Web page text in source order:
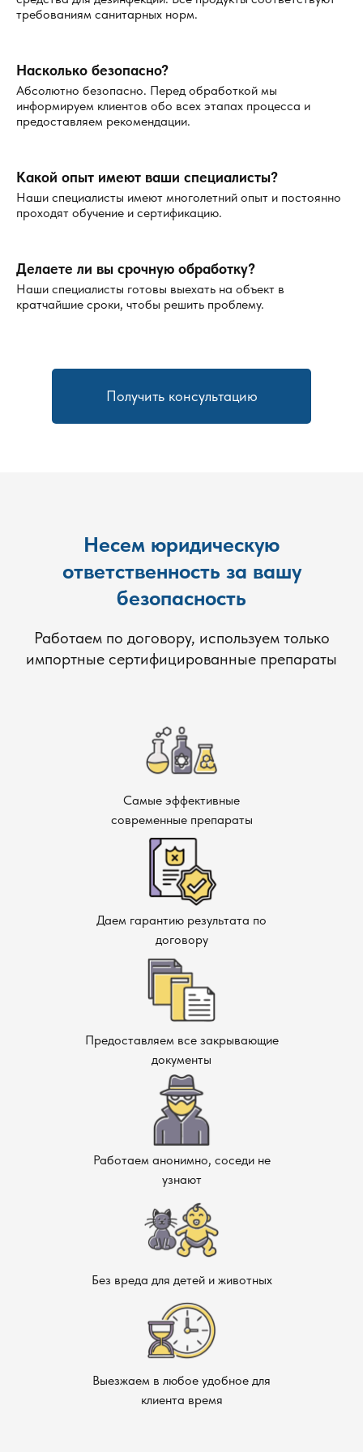
вредителей, включая яйца и личинки.
Обработка помещения с помощью специального
устройства, распыляющего инсектицид в виде тумана,
является одним из наиболее эффективных методов
обработки больших помещений и труднодоступных мест.
уничтожение всех паразитов. Преимущества туманной
обработки:
Быстрое и безопасное уничтожение.
быстро избавляет помещение от вредителей, не
оставляя запаха.
личинок и яиц мы рекомендуем регулярно проводить
уборку, особенно в местах, где может скапливаться пыль
Почему стоит обратиться к нам в Балашихе?
Мы — профессионалы в области уничтожения вредителей
и предлагаем вам профессиональное уничтожение
стоит выбрать нашу компанию:
Комплексный подход.Мы не только уничтожаем
вредителей, но и проводим профилактические
мероприятия, чтобы избежать повторного
Опытные специалисты. Наши дезинфекторы имеют
большой опыт работы с различными вредителями и
знают, как эффективно справиться с любой
Безопасность для домашних животных и людей.
Все наши средства безопасны при соблюдении
Если вы обнаружили признаки заражения кожеедами, не
откладывайте решение проблемы. Просто обратитесь к
нам, и наш специалист в Балашихе осмотрит ваше
помещение, оценит степень заражения и предложит
наиболее подходящий метод уничтожения. Мы
гарантируем, что все ваши вещи будут защищены, а
проблема будет решена максимально быстро и
безопасно. Заражение кожеедами — серьёзная
проблема, которая требует оперативного
вмешательства. Наши профессиональные услуги в
Балашихе помогут вам избавиться от этих вредителей
быстро и эффективно, используя безопасные методы и
средства. Мы обеспечим защиту вашего дома от
повреждений, а также дадим рекомендации по
профилактике, чтобы предотвратить повторное
создать безопасные и комфортные условия в вашем
требованиям санитарных норм.
Насколько безопасно?
Абсолютно безопасно. Перед обработкой мы
информируем клиентов обо всех этапах процесса и
предоставляем рекомендации.
Какой опыт имеют ваши специалисты?
Наши специалисты имеют многолетний опыт и постоянно
проходят обучение и сертификацию.
Делаете ли вы срочную обработку?
Наши специалисты готовы выехать на объект в
кратчайшие сроки, чтобы решить проблему.
Получить консультацию
Несем юридическую
ответственность за вашу
безопасность
Работаем по договору, используем только
импортные сертифицированные препараты
Самые эффективные
современные препараты
Даем гарантию результата по
договору
Предоставляем все закрывающие
документы
Работаем анонимно, соседи не
узнают
Без вреда для детей и животных
Выезжаем в любое удобное для
клиента время